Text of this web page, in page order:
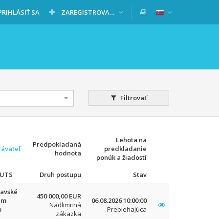
SA ZAREGISTROVAŤ SA
Filtrovať
Predpokladaná
hodnota
Lehota na
predkladanie
ponúk a žiadostí
Druh postupu Stav
450 000,00 EUR
Nadlimitná
zákazka
06.08.2026 10:00:00
Prebiehajúca